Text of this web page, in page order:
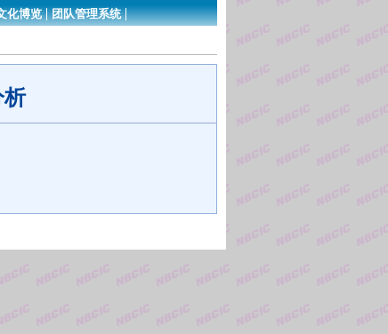
化博览 团队管理系统
析